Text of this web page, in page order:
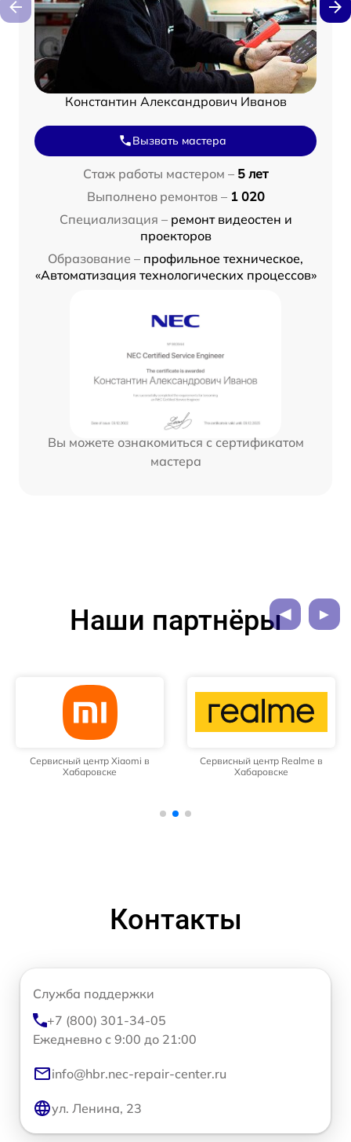
Константин Александрович Иванов
Вызвать мастера
Стаж работы мастером – 5 лет
Выполнено ремонтов – 1 020
Специализация – ремонт видеостен и
проекторов
Образование – профильное техническое,
«Автоматизация технологических процессов»
Вы можете ознакомиться с сертификатом
мастера
Наши партнёры
Сервисный центр Xiaomi в
Хабаровске
Сервисный центр Realme в
Хабаровске
Контакты
Служба поддержки
+7 (800) 301-34-05
Ежедневно с 9:00 до 21:00
info@hbr.nec-repair-center.ru
ул. Ленина, 23